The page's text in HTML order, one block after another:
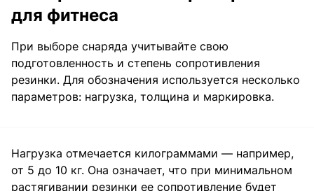
для фитнеса
При выборе снаряда учитывайте свою
подготовленность и степень сопротивления
резинки. Для обозначения используется несколько
параметров: нагрузка, толщина и маркировка.
Нагрузка отмечается килограммами — например,
от 5 до 10 кг. Она означает, что при минимальном
растягивании резинки ее сопротивление будет